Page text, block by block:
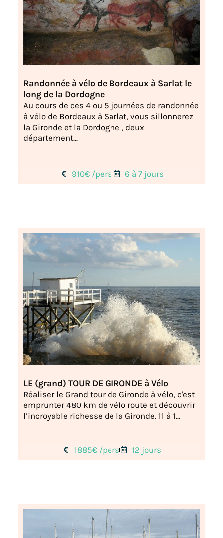
Randonnée à vélo de Bordeaux à Sarlat le
long de la Dordogne
Au cours de ces 4 ou 5 journées de randonnée
à vélo de Bordeaux à Sarlat, vous sillonnerez
la Gironde et la Dordogne , deux
département...
910€ /pers 6 à 7 jours
LE (grand) TOUR DE GIRONDE à Vélo
Réaliser le Grand tour de Gironde à vélo, c'est
emprunter 480 km de vélo route et découvrir
l’incroyable richesse de la Gironde. 11 à 1...
1885€ /pers 12 jours